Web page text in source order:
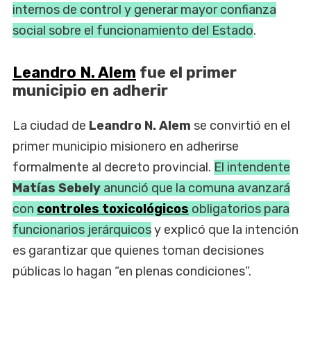
internos de control y generar mayor confianza
social sobre el funcionamiento del Estado.
Leandro N. Alem fue el primer
municipio en adherir
La ciudad de Leandro N. Alem se convirtió en el
primer municipio misionero en adherirse
formalmente al decreto provincial. El intendente
Matías Sebely anunció que la comuna avanzará
con controles toxicológicos obligatorios para
funcionarios jerárquicosy explicó que la intención
es garantizar que quienes toman decisiones
públicas lo hagan “en plenas condiciones”.